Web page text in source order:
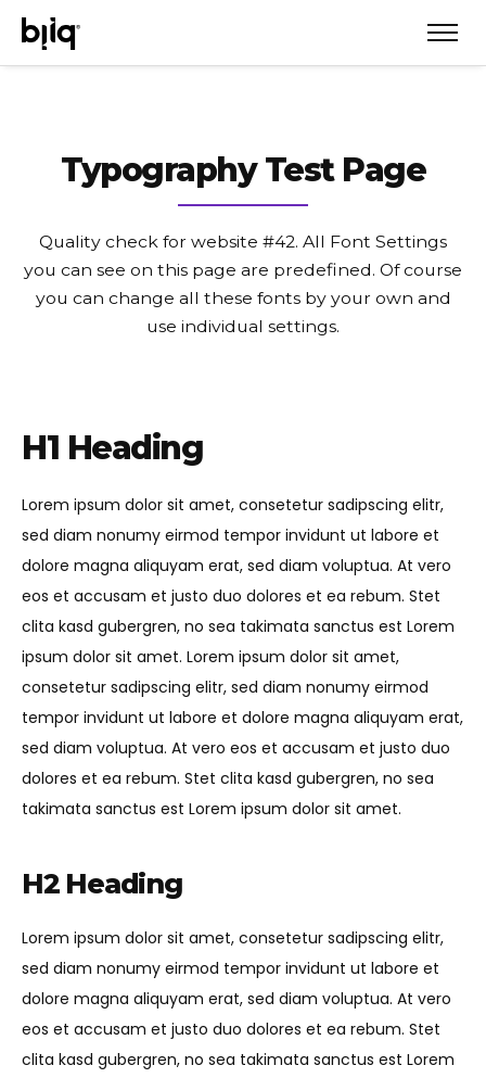
Typography Test Page
Quality check for website #42. All Font Settings
you can see on this page are predefined. Of course
you can change all these fonts by your own and
use individual settings.
H1 Heading
Lorem ipsum dolor sit amet, consetetur sadipscing elitr,
sed diam nonumy eirmod tempor invidunt ut labore et
dolore magna aliquyam erat, sed diam voluptua. At vero
eos et accusam et justo duo dolores et ea rebum. Stet
clita kasd gubergren, no sea takimata sanctus est Lorem
ipsum dolor sit amet. Lorem ipsum dolor sit amet,
consetetur sadipscing elitr, sed diam nonumy eirmod
tempor invidunt ut labore et dolore magna aliquyam erat,
sed diam voluptua. At vero eos et accusam et justo duo
dolores et ea rebum. Stet clita kasd gubergren, no sea
takimata sanctus est Lorem ipsum dolor sit amet.
H2 Heading
Lorem ipsum dolor sit amet, consetetur sadipscing elitr,
sed diam nonumy eirmod tempor invidunt ut labore et
dolore magna aliquyam erat, sed diam voluptua. At vero
eos et accusam et justo duo dolores et ea rebum. Stet
clita kasd gubergren, no sea takimata sanctus est Lorem